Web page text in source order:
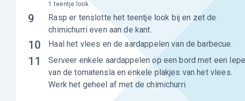
9
Rasp er tenslotte het teentje look bij en zet de
chimichurri even aan de kant.
1 teentje look
10 Haal het vlees en de aardappelen van de barbecue.
11
Serveer enkele aardappelen op een bord met een
van de tomatensla en enkele plakjes van het vlees.
Werk het geheel af met de chimichurri.